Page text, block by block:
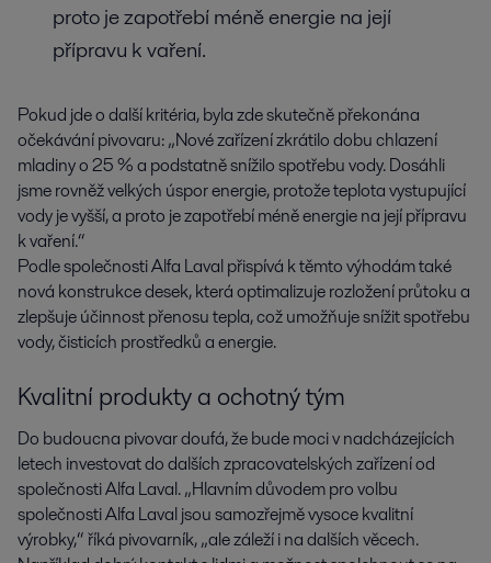
proto je zapotřebí méně energie na její
přípravu k vaření.
Pokud jde o další kritéria, byla zde skutečně překonána
očekávání pivovaru: „Nové zařízení zkrátilo dobu chlazení
mladiny o 25 % a podstatně snížilo spotřebu vody. Dosáhli
jsme rovněž velkých úspor energie, protože teplota vystupující
vody je vyšší, a proto je zapotřebí méně energie na její přípravu
k vaření.“
Podle společnosti Alfa Laval přispívá k těmto výhodám také
nová konstrukce desek, která optimalizuje rozložení průtoku a
zlepšuje účinnost přenosu tepla, což umožňuje snížit spotřebu
vody, čisticích prostředků a energie.
Kvalitní produkty a ochotný tým
Do budoucna pivovar doufá, že bude moci v nadcházejících
letech investovat do dalších zpracovatelských zařízení od
společnosti Alfa Laval. „Hlavním důvodem pro volbu
společnosti Alfa Laval jsou samozřejmě vysoce kvalitní
výrobky,“ říká pivovarník, „ale záleží i na dalších věcech.